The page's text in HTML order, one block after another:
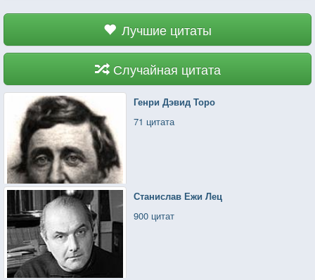
Лучшие цитаты
Случайная цитата
Генри Дэвид Торо
71 цитата
Станислав Ежи Лец
900 цитат